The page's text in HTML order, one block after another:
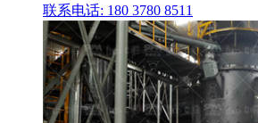
联系电话: 180 3780 8511